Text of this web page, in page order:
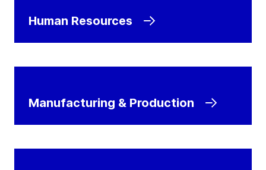
Human Resources
Manufacturing & Production